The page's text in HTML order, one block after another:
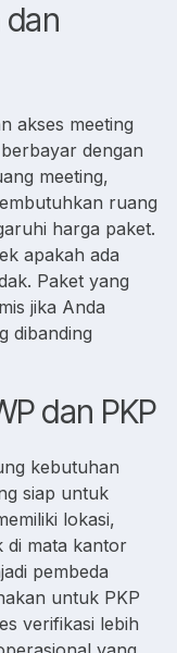
akses meeting
dengan
meeting,
ruang
harga paket.
apakah ada
Paket yang
jika Anda
dibanding
dan PKP
kebutuhan
siap untuk
lokasi,
di mata kantor
pembeda
untuk PKP
verifikasi lebih